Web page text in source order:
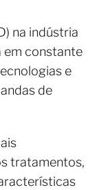
na indústria
em constante
e
de
tratamentos,